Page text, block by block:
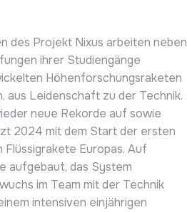
des Projekt Nixus arbeiten neben
ihrer Studiengänge
Höhenforschungsraketen
aus Leidenschaft zu der Technik.
neue Rekorde auf sowie
2024 mit dem Start der ersten
Europas. Auf
aufgebaut, das System
im Team mit der Technik
intensiven einjährigen